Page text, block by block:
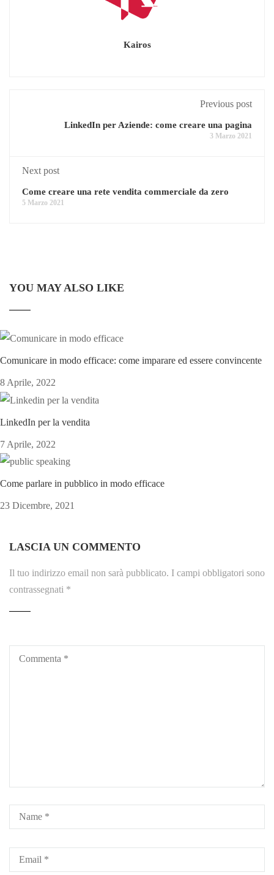
Kairos
Previous post
LinkedIn per Aziende: come creare una pagina
3 Marzo 2021
Next post
Come creare una rete vendita commerciale da zero
5 Marzo 2021
YOU MAY ALSO LIKE
Comunicare in modo efficace: come imparare ed essere convincente
8 Aprile, 2022
LinkedIn per la vendita
7 Aprile, 2022
Come parlare in pubblico in modo efficace
23 Dicembre, 2021
LASCIA UN COMMENTO
Il tuo indirizzo email non sarà pubblicato. I campi obbligatori sono
contrassegnati *